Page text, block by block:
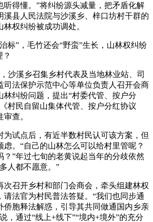
听得懂。”将纠纷源头减量，把矛盾化解
溪县人民法院与沙溪乡、梓口坊村干群的
权纠纷被成功调处。
”，毛竹还会“野蛮”生长，山林权纠纷
？
溪乡召集乡村代表及当地林业站、司
司法保护示范中心等单位负责人召开会商
林纠纷问题，提出“村委代管、按户分
村民自留山集体代管、按户分红协议
查。
试点后，有近半数村民认可该方案，但
虑。“自己的山林怎么可以给村里管呢？
？”年过七旬的老黄说起当年的分歧依然
人都不愿意。”
召开乡村和部门会商会，牵头组建林权
请法官为村民普法答疑。“我们也同步通
侨胞释法解惑，引导其共同做通国内乡亲
，通过“线上+线下”“境内+境外”的充分